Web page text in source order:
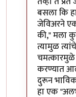
बसला कि
जेविअरने
की," मला
त्यामुळ
चमत्कारमुळे
करण्यात
दुरून
हा एक